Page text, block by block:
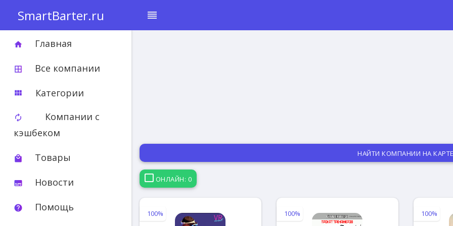
SmartBarter.ru reorder
home Главная
border_all Все компании
view_module Категории
autorenew
Компании с
кэшбеком
local_mall Товары
subtitles Новости
help Помощь
НАЙТИ КОМПАНИИ НА КАРТЕ
ОНЛАЙН: 0
100% 100% 100%